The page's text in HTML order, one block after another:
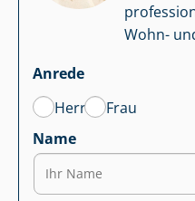
Wohn-
Anrede
Herr
Frau
Name